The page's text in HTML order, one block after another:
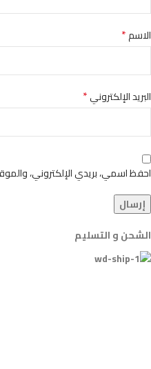
الاسم*
البريد الإلكتروني*
احفظ اسمي، بريدي الإلكتروني،
الشحن و التسليم